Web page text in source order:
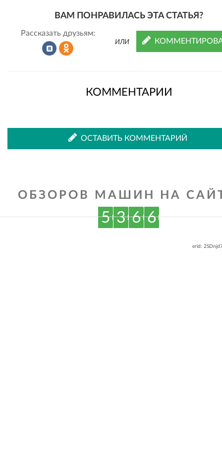
ВАМ ПОНРАВИЛАСЬ ЭТА СТАТЬЯ?
Рассказать друзьям:
ИЛИ
КОММЕНТАРИИ
ОСТАВИТЬ КОММЕНТАРИЙ
ОБЗОРОВ МАШИН НА
5 3 6 6
erid: